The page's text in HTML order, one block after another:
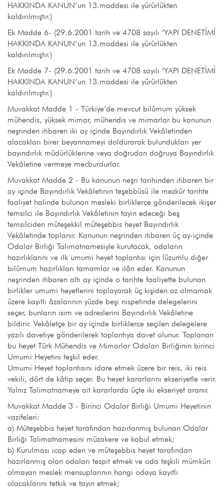
HAKKINDA KANUN‘un 13.maddesi ile yürürlükten
kaldırılmıştır.)
Ek Madde 6- (29.6.2001 tarih ve 4708 sayılı "YAPI DENETİMİ
HAKKINDA KANUN‘un 13.maddesi ile yürürlükten
kaldırılmıştır.)
Ek Madde 7- (29.6.2001 tarih ve 4708 sayılı "YAPI DENETİMİ
HAKKINDA KANUN‘un 13.maddesi ile yürürlükten
kaldırılmıştır.)
Muvakkat Madde 1 - Türkiye‘de mevcut bilûmum yüksek
mühendis, yüksek mimar, mühendis ve mimarlar bu kanunun
neşrinden itibaren iki ay içinde Bayındırlık Vekâletinden
alacakları birer beyannameyi doldurarak bulundukları yer
bayındırlık müdürlüklerine veya doğrudan doğruya Bayındırlık
Vekâletine vermeye mecburdurlar.
Muvakkat Madde 2 - Bu kanunun neşri tarihinden itibaren bir
ay içinde Bayındırlık Vekâletinin teşebbüsü ile mezkûr tarihte
faaliyet halinde bulunan mesleki birliklerce gönderilecek ikişer
temsilci ile Bayındırlık Vekâletinin tayin edeceği beş
temsilciden müteşekkil müteşebbis heyet Bayındırlık
Vekâletinde toplanır. Kanunun neşrinden itibaren üç ay-içinde
Odalar Birliği Talimatnamesiyle kurutacak, odaların
hazırlıklarını ve ilk umumi heyet toplantısı için lüzumlu diğer
bilûmum hazırlıkları tamamlar ve ilân eder. Kanunun
neşrinden itibaren altı ay içinde o tarihte faaliyette bulunan
birlikler umumi heyetlerini toplayarak üç kişiden az olmamak
üzere kayıtlı âzalarının yüzde beşi nispetinde delegelerini
seçer, bunların isim ve adreslerini Bayındırlık Vekâletine
bildirir. Vekâletçe bir ay içinde birliklerce seçilen delegelere
yazılı davetiye gönderilerek toplantıya davet olunur. Toplanan
bu heyet Türk Mühendis ve Mimarlar Odaları Birliğinin birinci
Umumi Heyetini teşkil eder.
Umumi Heyet toplantısını idare etmek üzere bir reis, iki reis
vekili, dört de kâtip seçer. Bu heyet kararlarını ekseriyetle verir.
Yalnız Talimatnameye ait kararlarda üçte iki ekseriyet aranır.
Muvakkat Madde 3 - Birinci Odalar Birliği Umumi Heyetinin
vazifeleri:
a) Müteşebbis heyet tarafından hazırlanmış bulunan Odalar
Birliği Talimatnamesini müzakere ve kabul etmek;
b) Kurulması icap eden ve müteşebbis heyet tarafından
hazırlanmış olan odaları tespit etmek ve oda teşkili mümkün
olmayan meslek mensuplarının hangi odaya kayıtlı
olacaklarını tetkik ve tayin etmek;